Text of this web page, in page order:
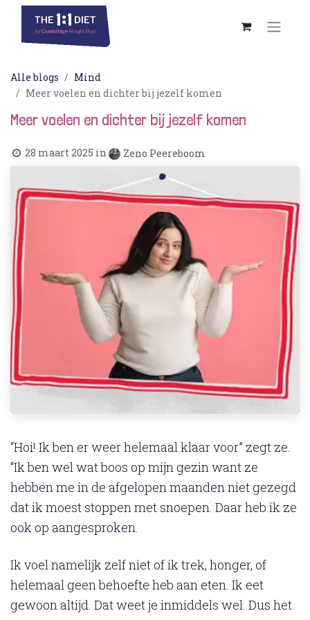
Alle blogs
Mind
Meer voelen en dichter bij jezelf komen
Meer voelen en dichter bij jezelf komen
28 maart 2025 in Zeno Peereboom
“Hoi! Ik ben er weer helemaal klaar voor” zegt ze.
“Ik ben wel wat boos op mijn gezin want ze
hebben me in de afgelopen maanden niet gezegd
dat ik moest stoppen met snoepen. Daar heb ik ze
ook op aangesproken.
Ik voel namelijk zelf niet of ik trek, honger, of
helemaal geen behoefte heb aan eten. Ik eet
gewoon altijd. Dat weet je inmiddels wel. Dus het